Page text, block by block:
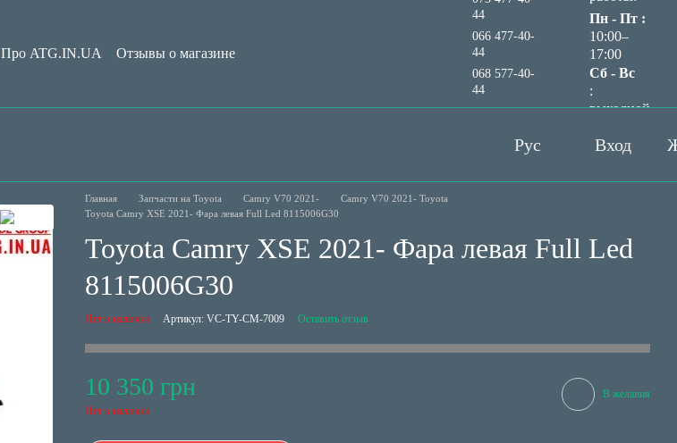
Про ATG.IN.UA
Отзывы о магазине
44
066 477-40-
44
068 577-40-
44
Перезвонить вам?
Пн - Пт :
10:00–
17:00
Сб - Вс
:
выходной
Рус Вход
Главная Запчасти на Toyota Camry V70 2021-
Camry V70 2021- Toyota
Toyota Camry XSE 2021- Фара левая Full Led 8115006G30
Toyota Camry XSE 2021- Фара левая Full Led
8115006G30
Нет в наличии Артикул: VC-TY-CM-7009 Оставить отзыв
10 350 грн
Нет в наличии
В желания